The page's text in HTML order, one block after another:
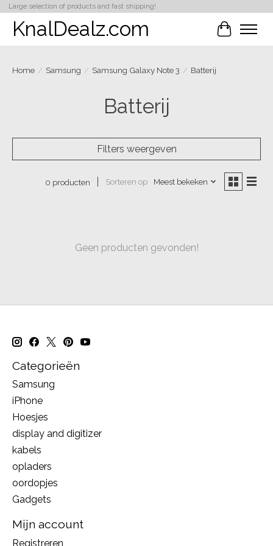
Large selection of products and fast shipping!
KnalDealz.com
Home / Samsung / Samsung Galaxy Note 3 / Batterij
Batterij
Filters weergeven
0 producten Sorteren op Meest bekeken
Geen producten gevonden!
Categorieën
Samsung
iPhone
Hoesjes
display and digitizer
kabels
opladers
oordopjes
Gadgets
Mijn account
Registreren